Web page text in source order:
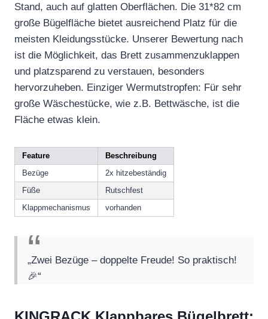
Stand, auch auf glatten Oberflächen. Die 31*82 cm
große Bügelfläche bietet ausreichend Platz für die
meisten Kleidungsstücke. Unserer Bewertung nach
ist die Möglichkeit, das Brett zusammenzuklappen
und platzsparend zu verstauen, besonders
hervorzuheben. Einziger Wermutstropfen: Für sehr
große Wäschestücke, wie z.B. Bettwäsche, ist die
Fläche etwas klein.
Feature
Beschreibung
Bezüge
2x hitzebeständig
Füße
Rutschfest
Klappmechanismus
vorhanden
„Zwei Bezüge – doppelte Freude! So praktisch!
🎉“